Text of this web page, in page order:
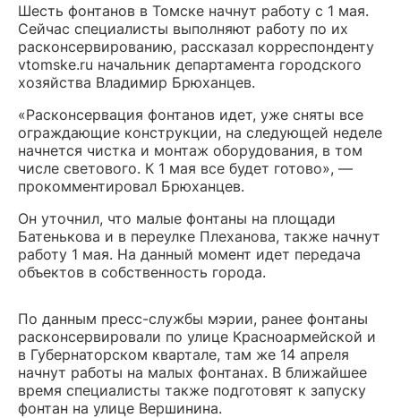
Шесть фонтанов в Томске начнут работу с 1 мая.
Сейчас специалисты выполняют работу по их
расконсервированию, рассказал корреспонденту
vtomske.ru начальник департамента городского
хозяйства Владимир Брюханцев.
«Расконсервация фонтанов идет, уже сняты все
ограждающие конструкции, на следующей неделе
начнется чистка и монтаж оборудования, в том
числе светового. К 1 мая все будет готово», —
прокомментировал Брюханцев.
Он уточнил, что малые фонтаны на площади
Батенькова и в переулке Плеханова, также начнут
работу 1 мая. На данный момент идет передача
объектов в собственность города.
По данным пресс-службы мэрии, ранее фонтаны
расконсервировали по улице Красноармейской и
в Губернаторском квартале, там же 14 апреля
начнут работы на малых фонтанах. В ближайшее
время специалисты также подготовят к запуску
фонтан на улице Вершинина.